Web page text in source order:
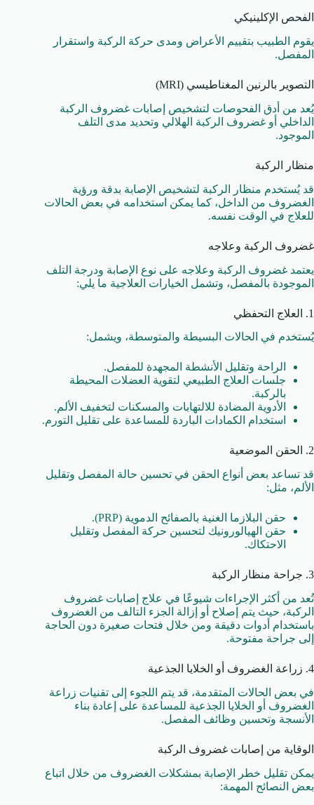
الفحص الإكلينيكي
يقوم الطبيب بتقييم الأعراض ومدى حركة الركبة واستقرار
المفصل.
التصوير بالرنين المغناطيسي (MRI)
يُعد من أدق الفحوصات لتشخيص إصابات غضروف الركبة
الداخلي أو غضروف الركبة الهلالي وتحديد مدى التلف
الموجود.
منظار الركبة
قد يُستخدم منظار الركبة لتشخيص الإصابة بدقة ورؤية
الغضروف من الداخل، كما يمكن استخدامه في بعض الحالات
للعلاج في الوقت نفسه.
غضروف الركبة وعلاجه
يعتمد غضروف الركبة وعلاجه على نوع الإصابة ودرجة التلف
الموجودة بالمفصل، وتشمل الخيارات العلاجية ما يلي:
1. العلاج التحفظي
يُستخدم في الحالات البسيطة والمتوسطة، ويشمل:
الراحة وتقليل الأنشطة المجهدة للمفصل.
جلسات العلاج الطبيعي لتقوية العضلات المحيطة
بالركبة.
الأدوية المضادة للالتهابات والمسكنات لتخفيف الألم.
استخدام الكمادات الباردة للمساعدة على تقليل التورم.
2. الحقن الموضعية
قد تساعد بعض أنواع الحقن في تحسين حالة المفصل وتقليل
الألم، مثل:
حقن البلازما الغنية بالصفائح الدموية (PRP).
حقن الهيالورونيك لتحسين حركة المفصل وتقليل
الاحتكاك.
3. جراحة منظار الركبة
تُعد من أكثر الإجراءات شيوعًا في علاج إصابات غضروف
الركبة، حيث يتم إصلاح أو إزالة الجزء التالف من الغضروف
باستخدام أدوات دقيقة ومن خلال فتحات صغيرة دون الحاجة
إلى جراحة مفتوحة.
4. زراعة الغضروف أو الخلايا الجذعية
في بعض الحالات المتقدمة، قد يتم اللجوء إلى تقنيات زراعة
الغضروف أو الخلايا الجذعية للمساعدة على إعادة بناء
الأنسجة وتحسين وظائف المفصل.
الوقاية من إصابات غضروف الركبة
يمكن تقليل خطر الإصابة بمشكلات الغضروف من خلال اتباع
بعض النصائح المهمة: